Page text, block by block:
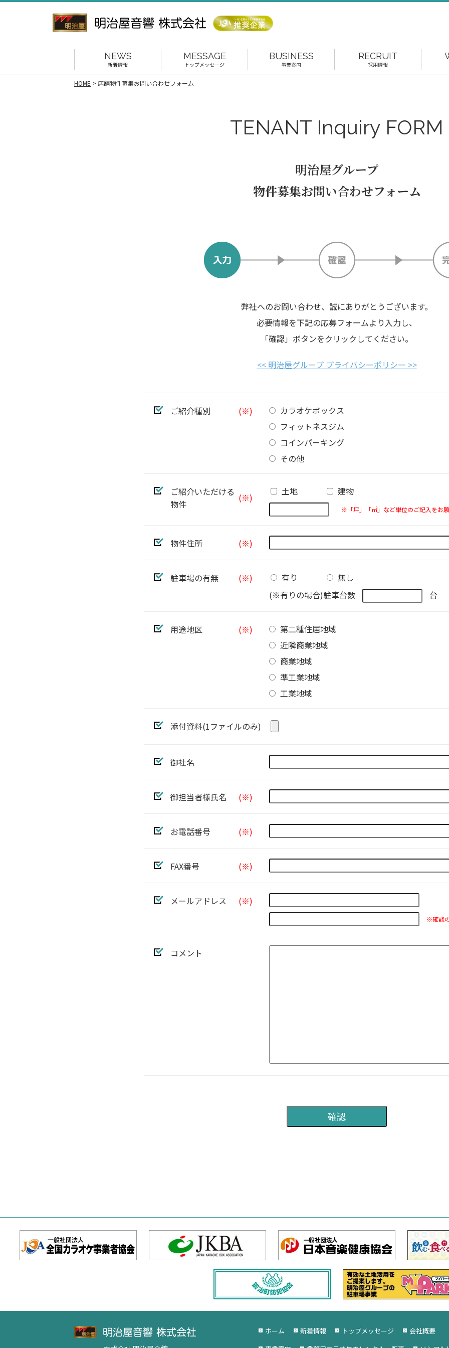
NEWS
新着情報
MESSAGE
トップメッセージ
BUSINESS
事業案内
RECRUIT
採用情報
HOME > 店舗物件募集お問い合わせフォーム
TENANT Inquiry FORM
明治屋グループ
物件募集お問い合わせフォーム
弊社へのお問い合わせ、誠にありがとうございます。
必要情報を下記の応募フォームより入力し、
「確認」ボタンをクリックしてください。
<< 明治屋グループ プライバシーポリシー >>
ご紹介種別 (※)
カラオケボックス
フィットネスジム
コインパーキング
その他
ご紹介いただける
物件
(※)
土地 建物
※「坪」「㎡」など単位のご記入をお願
物件住所 (※)
駐車場の有無 (※) 有り
無し
(※有りの場合)駐車台数
台
用途地区 (※)
第二種住居地域
近隣商業地域
商業地域
準工業地域
工業地域
添付資料(1ファイルのみ)
御社名
御担当者様氏名 (※)
お電話番号 (※)
FAX番号 (※)
メールアドレス (※)
※確認
コメント
ホーム 新着情報 トップメッセージ
会社概要